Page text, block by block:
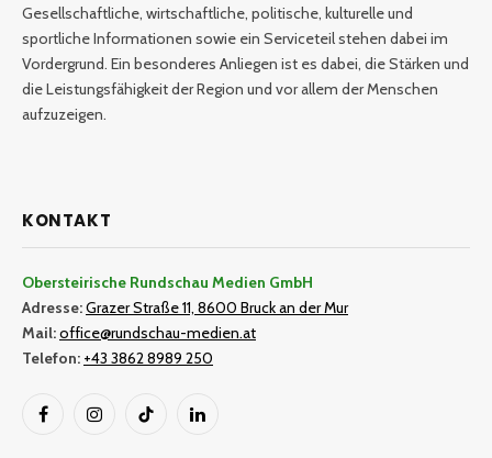
Gesellschaftliche, wirtschaftliche, politische, kulturelle und
sportliche Informationen sowie ein Serviceteil stehen dabei im
Vordergrund. Ein besonderes Anliegen ist es dabei, die Stärken und
die Leistungsfähigkeit der Region und vor allem der Menschen
aufzuzeigen.
KONTAKT
Obersteirische Rundschau Medien GmbH
Adresse:Grazer Straße 11, 8600 Bruck an der Mur
Mail:office@rundschau-medien.at
Telefon: +43 3862 8989 250
FacebookInstagramTikTok LinkedIn